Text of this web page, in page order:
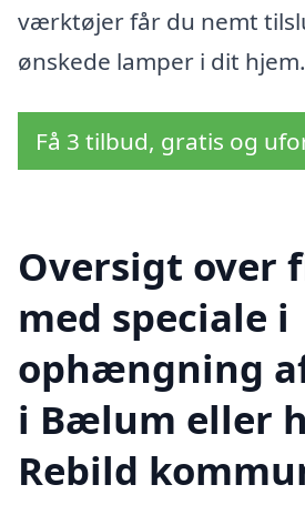
værktøjer får du nemt
ønskede lamper i dit hjem.
Få 3 tilbud, gratis og
Oversigt over
med speciale i
ophængning
i Bælum eller
Rebild